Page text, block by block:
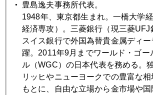
1月 3月 4月
7月 8月 9月 10月
2022年12月26日
豊島逸夫事務所代表。
1948年、東京都生まれ。一橋大学
経済専攻）。三菱銀行（現三菱UFJ
スイス銀行で外国為替貴金属ディ
躍。2011年9月までワールド・ゴー
ル（WGC）の日本代表を務める。
リッヒやニューヨークでの豊富な
もとに、自由な立場から金市場や